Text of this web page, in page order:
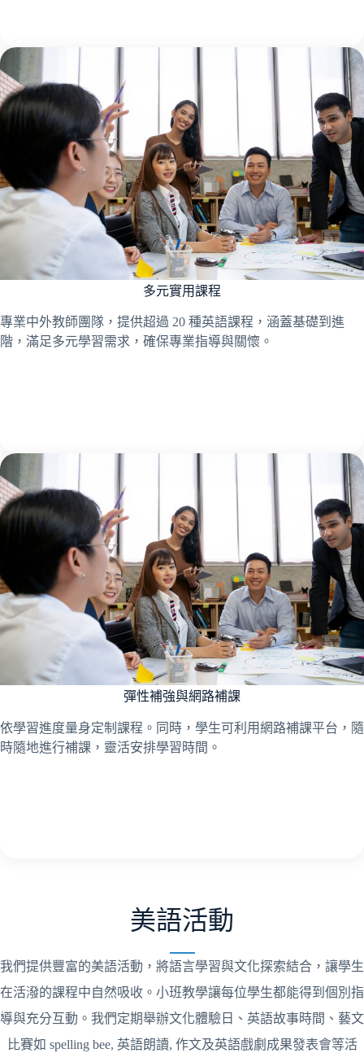
多元實用課程
專業中外教師團隊，提供超過 20 種英語課程，涵蓋基礎到進
階，滿足多元學習需求，確保專業指導與關懷。
彈性補強與網路補課
依學習進度量身定制課程。同時，學生可利用網路補課平台，隨
時隨地進行補課，靈活安排學習時間。
美語活動
我們提供豐富的美語活動，將語言學習與文化探索結合，讓學生
在活潑的課程中自然吸收。小班教學讓每位學生都能得到個別指
導與充分互動。我們定期舉辦文化體驗日、英語故事時間、藝文
比賽如 spelling bee, 英語朗讀, 作文及英語戲劇成果發表會等活